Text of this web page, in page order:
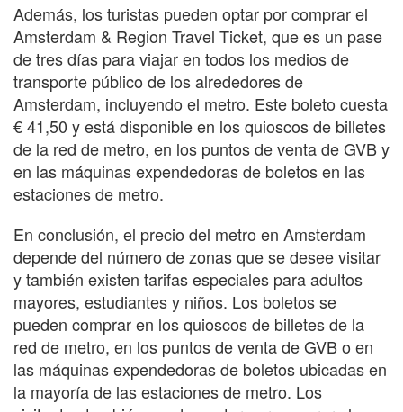
Además, los turistas pueden optar por comprar el
Amsterdam & Region Travel Ticket, que es un pase
de tres días para viajar en todos los medios de
transporte público de los alrededores de
Amsterdam, incluyendo el metro. Este boleto cuesta
€ 41,50 y está disponible en los quioscos de billetes
de la red de metro, en los puntos de venta de GVB y
en las máquinas expendedoras de boletos en las
estaciones de metro.
En conclusión, el precio del metro en Amsterdam
depende del número de zonas que se desee visitar
y también existen tarifas especiales para adultos
mayores, estudiantes y niños. Los boletos se
pueden comprar en los quioscos de billetes de la
red de metro, en los puntos de venta de GVB o en
las máquinas expendedoras de boletos ubicadas en
la mayoría de las estaciones de metro. Los